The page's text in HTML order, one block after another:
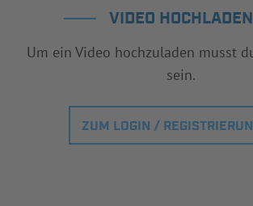
VIDEO HOCHLADEN
Um ein Video hochzuladen musst
sein.
ZUM LOGIN /